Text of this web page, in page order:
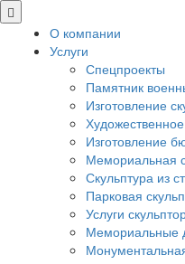
О компании
Услуги
Спецпроекты
Памятник
Изготовление
Изготовление
Мемориальная
Скульптура из
Парковая
Услуги
Мемориальные